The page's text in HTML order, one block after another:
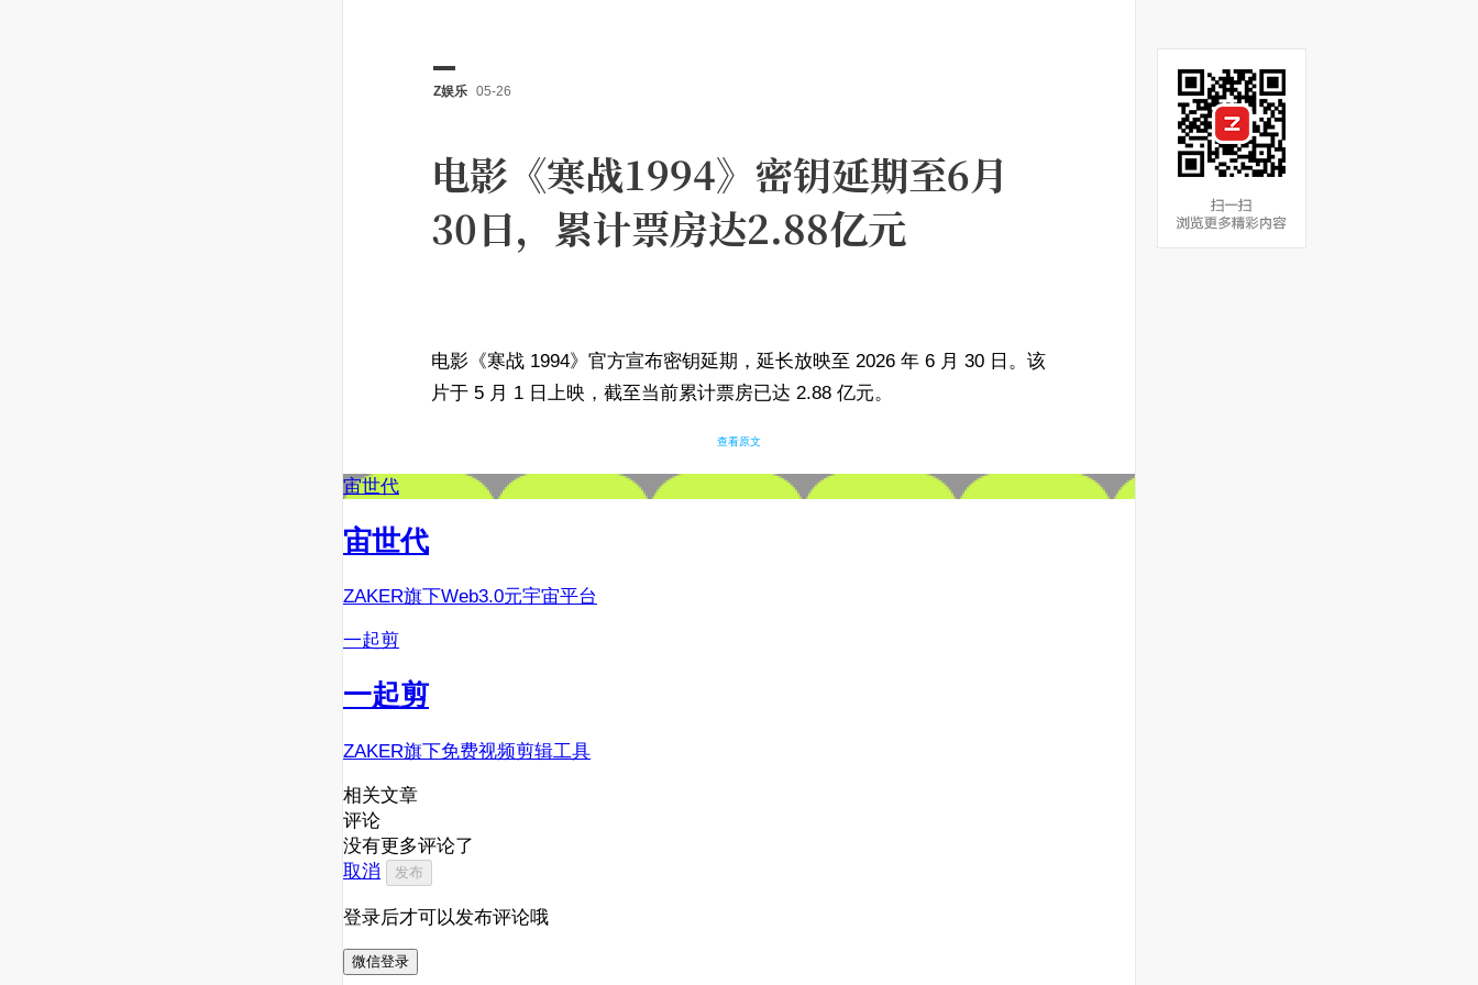
Z娱乐 05-26
电影《寒战1994》密钥延期至6月
30日，累计票房达2.88亿元
电影《寒战 1994》官方宣布密钥延期，延长放映至 2026 年 6 月 30 日。该
片于 5 月 1 日上映，截至当前累计票房已达 2.88 亿元。
查看原文
宙世代
宙世代
ZAKER旗下Web3.0元宇宙平台
一起剪
一起剪
ZAKER旗下免费视频剪辑工具
相关文章
评论
没有更多评论了
取消
发布
登录后才可以发布评论哦
微信登录